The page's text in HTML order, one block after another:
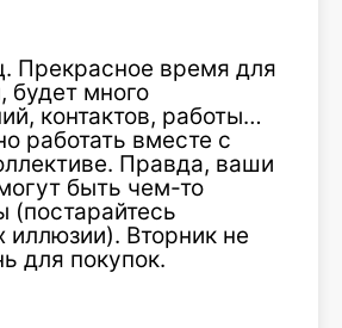
Прекрасное время для
будет много
контактов, работы…
работать вместе с
Правда, ваши
быть чем-то
(постарайтесь
иллюзии). Вторник не
для покупок.